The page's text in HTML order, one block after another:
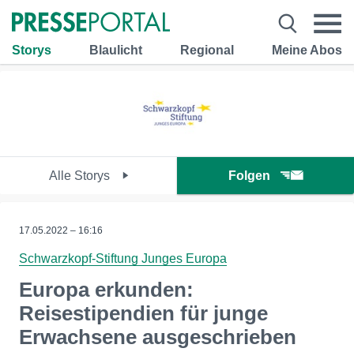
Storys Blaulicht Regional Meine Abos
Alle Storys Folgen
17.05.2022 – 16:16
Schwarzkopf-Stiftung Junges Europa
Europa erkunden:
Reisestipendien für junge
Erwachsene ausgeschrieben